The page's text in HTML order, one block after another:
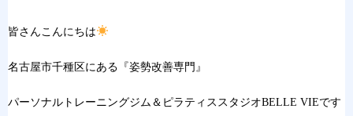
皆さんこんにちは
名古屋市千種区 にある『姿勢改善専門』
パーソナルト レーニングジ ム＆ピラティス スタジオBELLE VIEです